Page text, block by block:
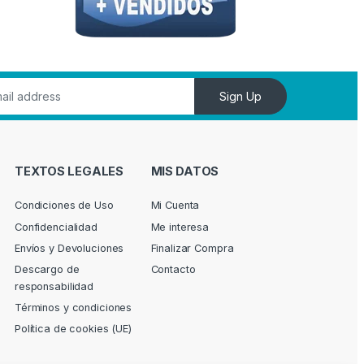
Sign Up
TEXTOS LEGALES
Condiciones de Uso
Confidencialidad
Envíos y Devoluciones
Descargo de
responsabilidad
Términos y condiciones
Política de cookies (UE)
MIS DATOS
Mi Cuenta
Me interesa
Finalizar Compra
Contacto